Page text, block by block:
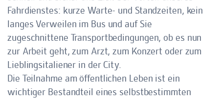
Fahrdienstes: kurze Warte- und Standzeiten, kein
langes Verweilen im Bus und auf Sie
zugeschnittene Transportbedingungen, ob es nun
zur Arbeit geht, zum Arzt, zum Konzert oder zum
Lieblingsitaliener in der City.
Die Teilnahme am öffentlichen Leben ist ein
wichtiger Bestandteil eines selbstbestimmten